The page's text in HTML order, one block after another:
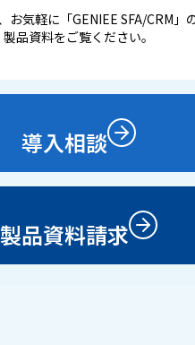
お気軽に「GENIEE SFA/CRM」
製品資料をご覧ください。
導入相談
製品資料請求